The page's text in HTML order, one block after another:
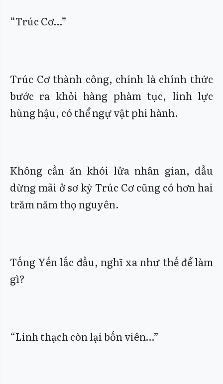
“Trúc Cơ…”
Trúc Cơ thành công, chính là chính thức
bước ra khỏi hàng phàm tục, linh lực
hùng hậu, có thể ngự vật phi hành.
Không cần ăn khói lửa nhân gian, dẫu
dừng mãi ở sơ kỳ Trúc Cơ cũng có hơn hai
trăm năm thọ nguyên.
Tống Yến lắc đầu, nghĩ xa như thế để làm
gì?
“Linh thạch còn lại bốn viên…”